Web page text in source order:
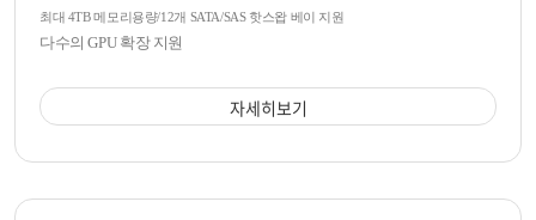
최대 4TB 메모리용량/12개 SATA/SAS 핫스왑 베이 지원
다수의 GPU 확장 지원
자세히보기